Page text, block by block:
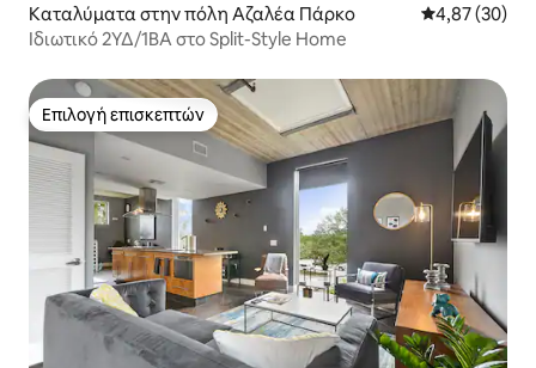
Καταλύματα στην πόλη Αζαλέα Πάρκο Μέση
4,87 (30)
Ιδιωτικό 2ΥΔ/1BA στο Split-Style Home
Επιλογή επισκεπτών
Επιλογή επισκεπτών